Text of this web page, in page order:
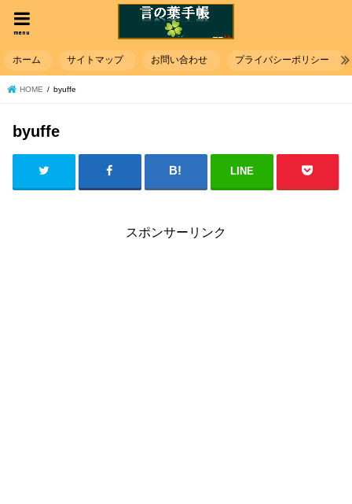
menu
ホーム サイトマップ お問い合わせ プライバシーポリシー
HOME byuffe
byuffe
LINE
スポンサーリンク